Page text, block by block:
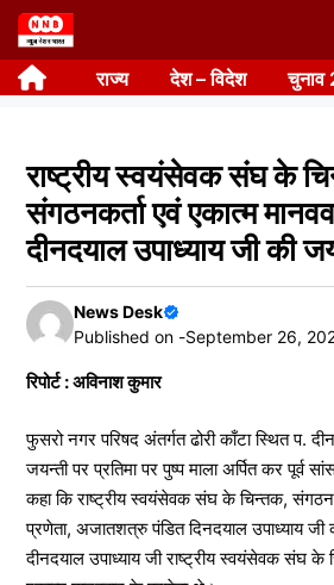
Skip
to
content राज्य देश – विदेश
राष्ट्रीय स्वयंसेवक संघ के
संगठनकर्ता एवं एकात्म
दीनदयाल उपाध्याय जी की
News Desk
Published on -September 26,
रिपोर्ट : अविनाश कुमार
फुसरो नगर परिषद अंतर्गत ढोरी काँटा स्थित प.
जयन्ती पर प्रतिमा पर पुष्प माला अर्पित कर पूर्व
कहा कि राष्ट्रीय स्वयंसेवक संघ के चिन्तक,
प्रणेता, अजातशत्रु पंडित दिनदयाल उपाध्याय जी
दीनदयाल उपाध्याय जी राष्ट्रीय स्वयंसेवक संघ